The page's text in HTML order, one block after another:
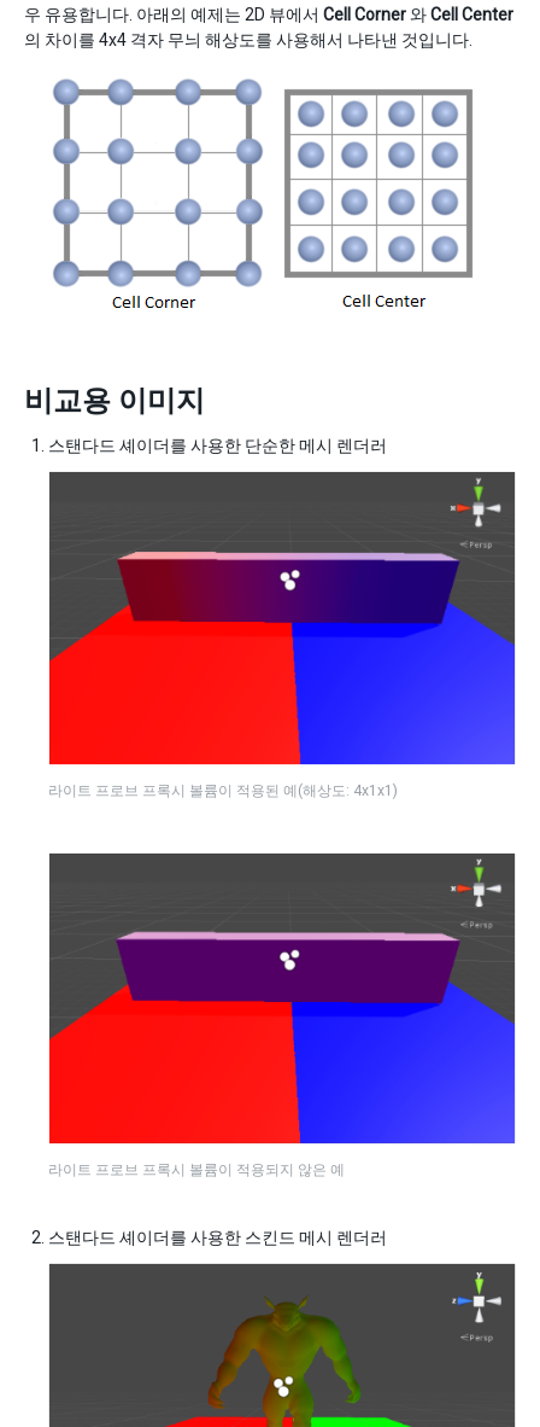
우 유용합니다. 아래의 예제는 2D 뷰에서 Cell Corner와Cell Center
의 차이를 4x4 격자 무늬 해상도를 사용해서 나타낸 것입니다.
비교용 이미지
스탠다드 셰이더를 사용한 단순한 메시 렌더러
라이트 프로브 프록시 볼륨이 적용된 예(해상도: 4x1x1)
라이트 프로브 프록시 볼륨이 적용되지 않은 예
스탠다드 셰이더를 사용한 스킨드 메시 렌더러